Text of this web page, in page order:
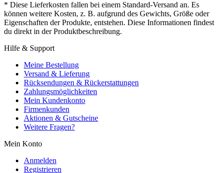
* Diese Lieferkosten fallen bei einem Standard-Versand an. Es
können weitere Kosten, z. B. aufgrund des Gewichts, Größe oder
Eigenschaften der Produkte, entstehen. Diese Informationen findest
du direkt in der Produktbeschreibung.
Hilfe & Support
Meine Bestellung
Versand & Lieferung
Rücksendungen & Rückerstattungen
Zahlungsmöglichkeiten
Mein Kundenkonto
Firmenkunden
Aktionen & Gutscheine
Weitere Fragen?
Mein Konto
Anmelden
Registrieren